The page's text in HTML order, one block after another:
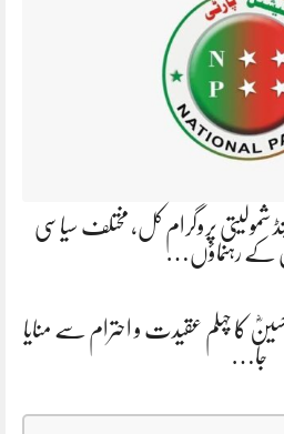
شمولیتی پروگرام کل، مختلف سیاسی
کے رہنماؤں…
کا چہلم عقیدت و احترام سے منایا
جا…